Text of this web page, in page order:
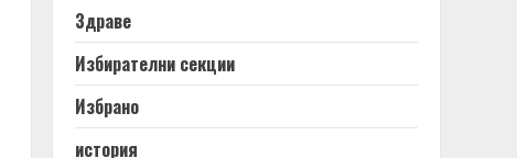
Здраве
Избирателни секции
Избрано
история